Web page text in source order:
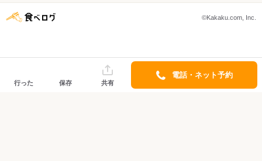
©Kakaku.com, Inc.
行った 保存 共有
電話・ネット予約